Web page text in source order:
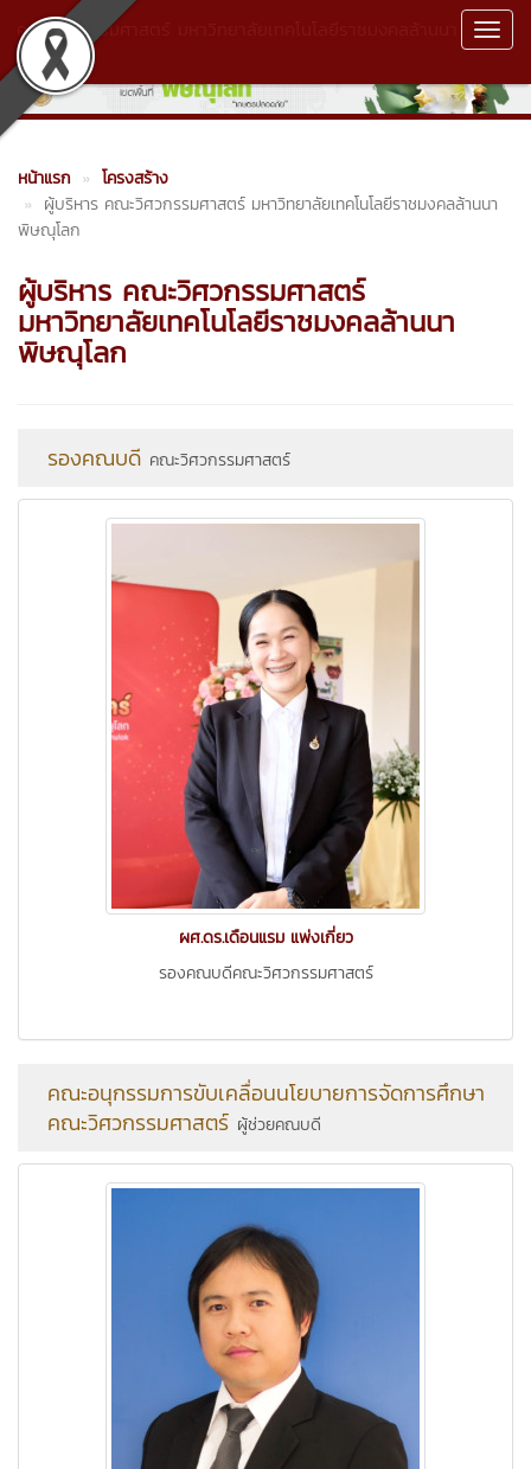
คณะวิศวกรรมศาสตร์ มหาวิทยาลัยเทคโนโลยีราชมงคลล้านนา
พิษณุโลก
หน้าแรก
โครงสร้าง
ผู้บริหาร คณะวิศวกรรมศาสตร์ มหาวิทยาลัยเทคโนโลยีราชมงคลล้านนา
พิษณุโลก
ผู้บริหาร คณะวิศวกรรมศาสตร์
มหาวิทยาลัยเทคโนโลยีราชมงคลล้านนา
พิษณุโลก
รองคณบดี คณะวิศวกรรมศาสตร์
ผศ.ดร.เดือนแรม แพ่งเกี่ยว
รองคณบดีคณะวิศวกรรมศาสตร์
คณะอนุกรรมการขับเคลื่อนนโยบายการจัดการศึกษา
คณะวิศวกรรมศาสตร์ ผู้ช่วยคณบดี